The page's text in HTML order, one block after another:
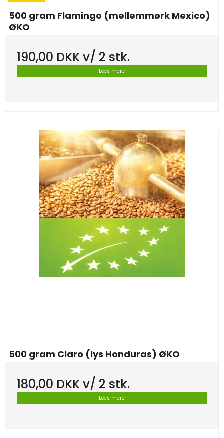
500 gram Flamingo (mellemmørk Mexico)
ØKO
190,00 DKKv/ 2 stk.
Læs mere
500 gram Claro (lys Honduras) ØKO
180,00 DKKv/ 2 stk.
Læs mere